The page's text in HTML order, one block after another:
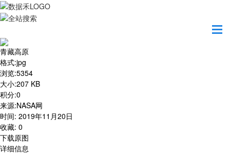
青藏高原
格式:jpg
浏览:5354
大小:207 KB
积分:0
来源:NASA网
时间: 2019年11月20日
收藏: 0
下载原图
详细信息